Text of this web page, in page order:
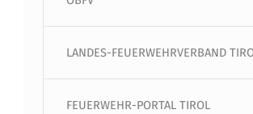
LANDES-FEUERWEHRVERBAND
FEUERWEHR-PORTAL TIROL